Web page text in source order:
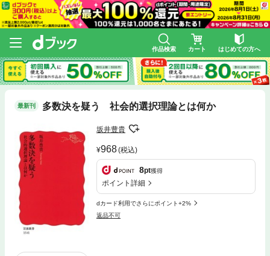
作品検索 カート はじめての方へ
最新刊 多数決を疑う 社会的選択理論とは何か
坂井豊貴
968(税込)
8pt獲得
ポイント詳細
dカード利用でさらにポイント+2%
返品不可